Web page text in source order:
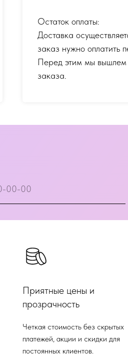
Остаток оплаты:
Доставка
заказ нужно оплатить
Перед этим мы вышлем
заказа.
Приятные цены и
прозрачность
Четкая стоимость без скрытых
платежей, акции и скидки для
постоянных клиентов.